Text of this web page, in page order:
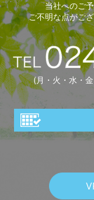
当社へのご
ご不明な点がご
(月・火・水・